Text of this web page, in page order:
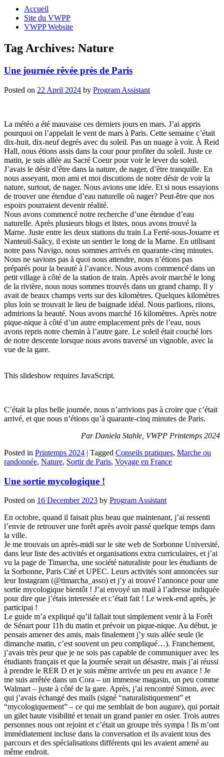
Accueil
Site du VWPP
VWPP Website
Tag Archives: Nature
Une journée rêvée près de Paris
Posted on 22 April 2024 by Program Assistant
La météo a été mauvaise ces derniers jours en mars. J’ai appris
pourquoi on l’appelait le vent de mars à Paris. Cette semaine c’était
dix-huit, dix-neuf degrés avec du soleil. Pas un nuage à voir. À Reid
Hall, nous étions assis dans la cour pour profiter du soleil. Juste ce
matin, je suis allée au Sacré Coeur pour voir le lever du soleil.
J’avais le désir d’être dans la nature, de nager, d’être tranquille. En
nous asseyant, mon ami et moi discutions de notre désir de voir la
nature, surtout, de nager. Nous avions une idée. Et si nous essayions
de trouver une étendue d’eau naturelle où nager? Peut-être que nos
espoirs pourraient devenir réalité.
Nous avons commencé notre recherche d’une étendue d’eau
naturelle. Après plusieurs blogs et listes, nous avons trouvé la
Marne. Juste entre les deux stations du train La Ferté-sous-Jouarre et
Nanteuil-Saâcy, il existe un sentier le long de la Marne. En utilisant
notre pass Navigo, nous sommes arrivés en quarante-cinq minutes.
Nous ne savions pas à quoi nous attendre, nous n’étions pas
préparés pour la beauté à l’avance. Nous avons commencé dans un
petit village à côté de la station de train. Après avoir marché le long
de la rivière, nous nous sommes trouvés dans un grand champ. Il y
avait de beaux champs verts sur des kilomètres. Quelques kilomètres
plus loin se trouvait le lieu de baignade idéal. Nous parlions, riions,
admirions la beauté. Nous avons marché 16 kilomètres. Après notre
pique-nique à côté d’un autre emplacement près de l’eau, nous
avons repris notre chemin à l’autre gare. Le soleil était couché lors
de notre descente lorsque nous avons traversé un vignoble, avec la
vue de la gare.
This slideshow requires JavaScript.
C’était la plus belle journée, nous n’arrivions pas à croire que c’était
arrivé, et que nous n’étions qu’à quarante-cinq minutes de Paris.
Par Daniela Stahle, VWPP Printemps 2024
Posted in Printemps 2024 | Tagged Conseils pratiques, Marche ou
randonnée, Nature, Sortir de Paris, Voyage en France
Une sortie mycologique !
Posted on 16 December 2023 by Program Assistant
En octobre, quand il faisait plus beau que maintenant, j’ai ressenti
l’envie de retrouver une forêt après avoir passé quelque temps dans
la ville.
Je me trouvais un après-midi sur le site web de Sorbonne Université,
dans leur liste des activités et organisations extra curriculaires, et j’ai
vu la page de Timarcha, une société naturaliste pour les étudiants de
la Sorbonne, Paris Cité et UPEC. Leurs activités sont annoncées sur
leur Instagram (@timarcha_asso) et j’y ai trouvé l’annonce pour une
sortie mycologique bientôt ! J’ai envoyé un mail à l’adresse indiquée
pour dire que j’étais interessée et c’était fait ! Le week-end après, je
participai !
Le guide m’a expliqué qu’il fallait tout simplement venir à la Forêt
de Sénart pour 11h du matin et prévoir un pique-nique. Au début, je
pensais amener des amis, mais finalement j’y suis allée seule (le
dimanche matin, c’est souvent un peu compliqué…). Franchement,
j’avais très peur que je ne sois pas capable de communiquer avec les
étudiants français et que la journée serait un désastre, mais j’ai réussi
à prendre le RER D et je suis même arrivée un peu en avance ! Je
me suis arrêtée dans un Cora – un immense magasin, un peu comme
Walmart – juste à côté de la gare. Après, j’ai rencontré Simon, avec
qui j’avais échangé des mails (signé “naturalistiquement” et
“mycologiquement” – ce qui me semblait de bon augure), qui portait
un gilet haute visibilité et tenait un grand panier en osier. Trois autres
personnes nous ont rejoint et c’était un groupe très sympa ! Ils m’ont
immédiatement incluse dans la conversation et ils avaient tous des
parcours et des spécialisations différents qui les avaient amené au
même endroit.